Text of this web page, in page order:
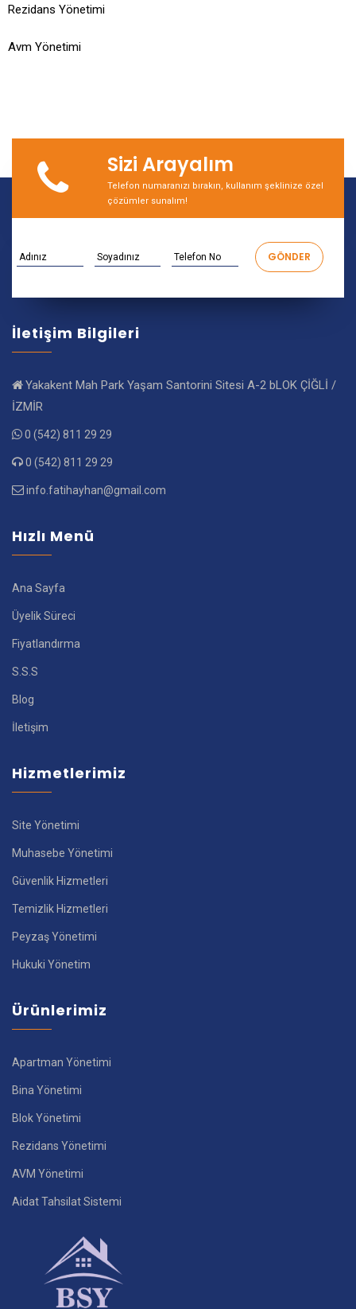
Rezidans Yönetimi
Avm Yönetimi
Sizi Arayalım
Telefon numaranızı bırakın, kullanım şeklinize özel
çözümler sunalım!
İletişim Bilgileri
Yakakent Mah Park Yaşam Santorini Sitesi A-2 bLOK ÇİĞLİ /
İZMİR
0 (542) 811 29 29
0 (542) 811 29 29
info.fatihayhan@gmail.com
Hızlı Menü
Ana Sayfa
Üyelik Süreci
Fiyatlandırma
S.S.S
Blog
İletişim
Hizmetlerimiz
Site Yönetimi
Muhasebe Yönetimi
Güvenlik Hizmetleri
Temizlik Hizmetleri
Peyzaş Yönetimi
Hukuki Yönetim
Ürünlerimiz
Apartman Yönetimi
Bina Yönetimi
Blok Yönetimi
Rezidans Yönetimi
AVM Yönetimi
Aidat Tahsilat Sistemi